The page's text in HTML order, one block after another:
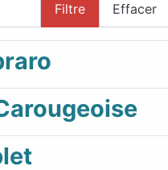
Filtre Effacer